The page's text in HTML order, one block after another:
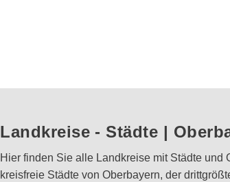
Landkreise - Städte |
Hier finden Sie alle Landkreise mit Städte und
kreisfreie Städte von Oberbayern, der